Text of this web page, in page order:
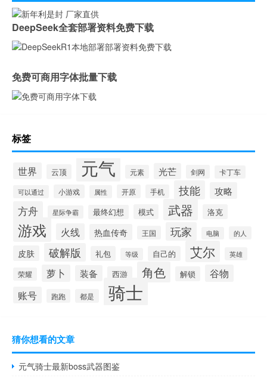
DeepSeek全套部署资料免费下载
免费可商用字体批量下载
标签
世界 云顶 元气 元素 光芒 剑网 卡丁车
可以通过 小游戏 属性 开原 手机 技能 攻略
方舟 星际争霸 最终幻想 模式 武器 洛克
游戏 火线 热血传奇 王国 玩家 电脑 的人
皮肤 破解版 礼包 等级 自己的 艾尔 英雄
荣耀 萝卜 装备 西游 角色 解锁 谷物
账号 跑跑 都是 骑士
猜你想看的文章
元气骑士最新boss武器图鉴